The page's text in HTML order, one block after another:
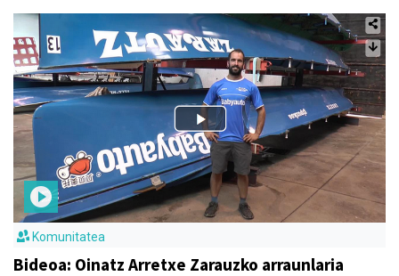
Komunitatea
Bideoa: Oinatz Arretxe Zarauzko arraunlaria